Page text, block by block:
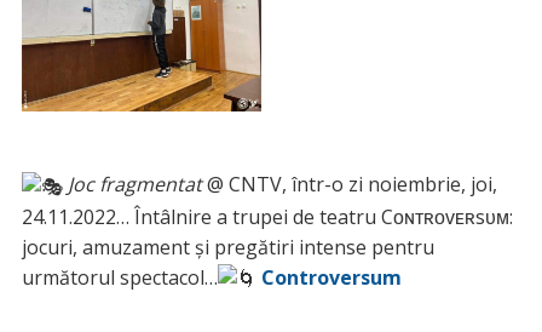
Joc fragmentat@ CNTV, într-o zi noiembrie, joi,
24.11.2022… Întâlnire a trupei de teatru Cᴏɴᴛʀᴏᴠᴇʀsᴜᴍ:
jocuri, amuzament și pregătiri intense pentru
următorul spectacol…
Controversum